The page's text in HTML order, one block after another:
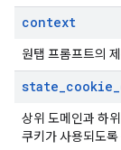
context
원탭 프롬프트의
state_cookie_
상위 도메인과 하
쿠키가 사용되도